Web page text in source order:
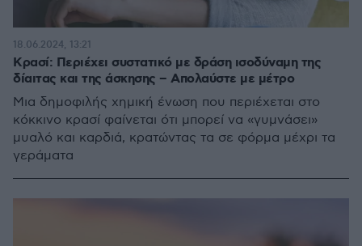
Κρασί: Περιέχει συστατικό με δράση ισοδύναμη της
δίαιτας και της άσκησης – Απολαύστε με μέτρο
Μια δημοφιλής χημική ένωση που περιέχεται στο
κόκκινο κρασί φαίνεται ότι μπορεί να «γυμνάσει»
μυαλό και καρδιά, κρατώντας τα σε φόρμα μέχρι τα
γεράματα
18.06.2024, 13:21